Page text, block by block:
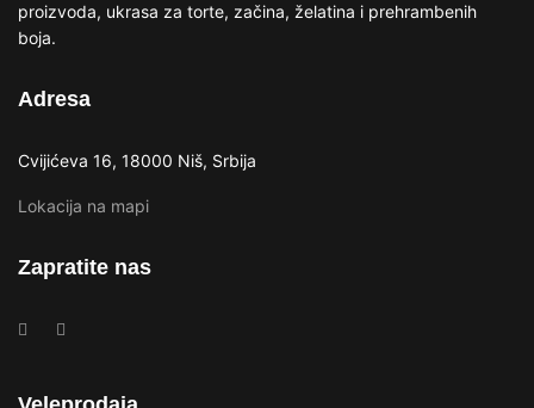
proizvoda, ukrasa za torte, začina, želatina i prehrambenih
boja.
Adresa
Cvijićeva 16, 18000 Niš, Srbija
Lokacija na mapi
Zapratite nas